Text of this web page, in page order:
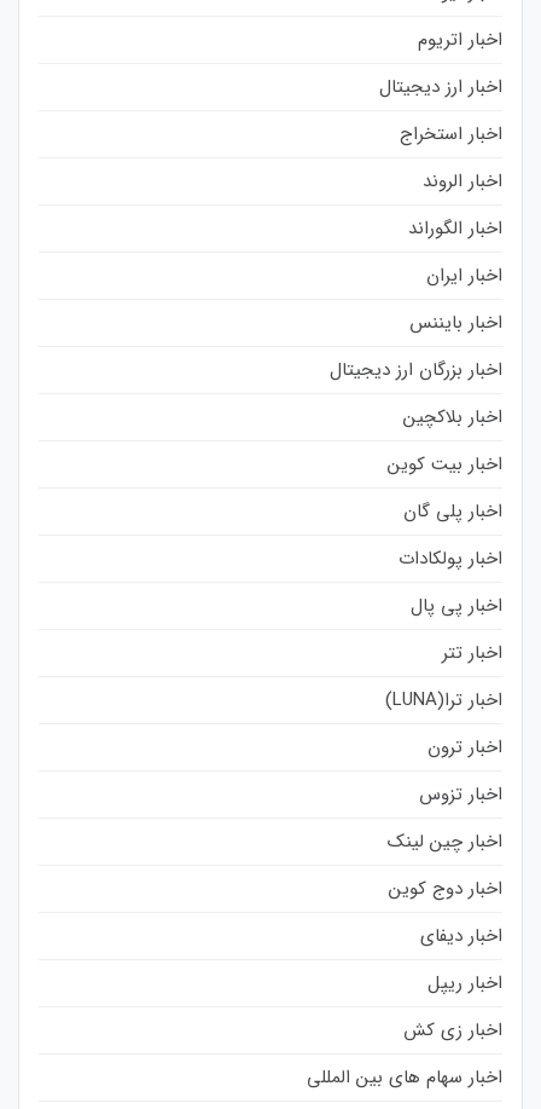
اخبار اتریوم
اخبار ارز دیجیتال
اخبار استخراج
اخبار الروند
اخبار الگوراند
اخبار ایران
اخبار بایننس
اخبار بزرگان ارز دیجیتال
اخبار بلاکچین
اخبار بیت کوین
اخبار پلی گان
اخبار پولکادات
اخبار پی پال
اخبار تتر
اخبار ترا(LUNA)
اخبار ترون
اخبار تزوس
اخبار چین لینک
اخبار دوج کوین
اخبار دیفای
اخبار ریپل
اخبار زی کش
اخبار سهام های بین المللی